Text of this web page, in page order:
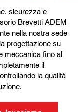
sicurezza e
Brevetti ADEM
nella nostra sede
progettazione su
meccanica fino al
il
la qualità